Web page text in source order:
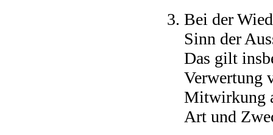
Bei der
Sinn der
Das gilt
Verwertung
Mitwirkung
Art und